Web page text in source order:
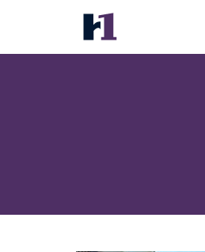
Courtyard By
料金 写真